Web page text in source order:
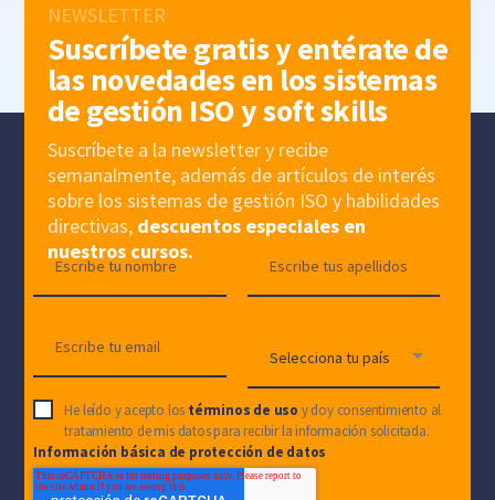
NEWSLETTER
Suscríbete gratis y entérate de
las novedades en los sistemas
de gestión ISO y soft skills
Suscríbete a la newsletter y recibe
semanalmente, además de artículos de interés
sobre los sistemas de gestión ISO y habilidades
directivas, descuentos especiales en
nuestros cursos.
He leído y acepto los términos de uso y doy consentimiento al
tratamiento de mis datos para recibir la información solicitada.
Información básica de protección de datos